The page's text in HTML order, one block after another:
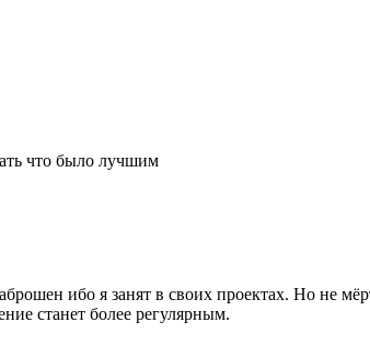
что было лучшим
ибо я занят в своих проектах. Но не
станет более регулярным.